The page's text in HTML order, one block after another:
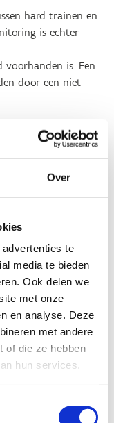
Over
te
media te bieden
Ook delen we
met onze
en analyse. Deze
met andere
of die ze hebben
hun services.
hard trainen en
is echter
is. Een
door een niet-
bepalen van je
maar blijkt
van
die
meetbare
onder
bike en bij elite-
and
en herstel en